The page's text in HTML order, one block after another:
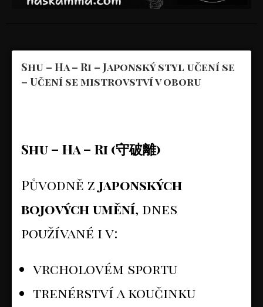
Shu – Ha – Ri – Japonský styl učení se
– Učení se mistrovství v oboru
Shu – Ha – Ri (守破離)
Původně z japonských
bojových umění, dnes
používané i v:
vrcholovém sportu
trenérství a koučinku